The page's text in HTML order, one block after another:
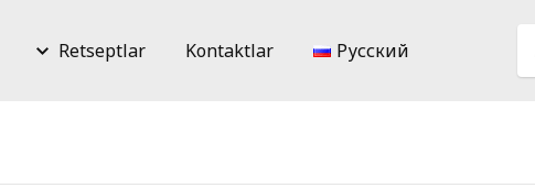
Retseptlar Kontaktlar Русский